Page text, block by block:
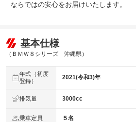
ならではの安心をお届けいたします。
基本仕様
（ＢＭＷ８シリーズ 沖縄県）
年式（初度
登録）
2021(令和3)年
排気量 3000cc
乗車定員 ５名